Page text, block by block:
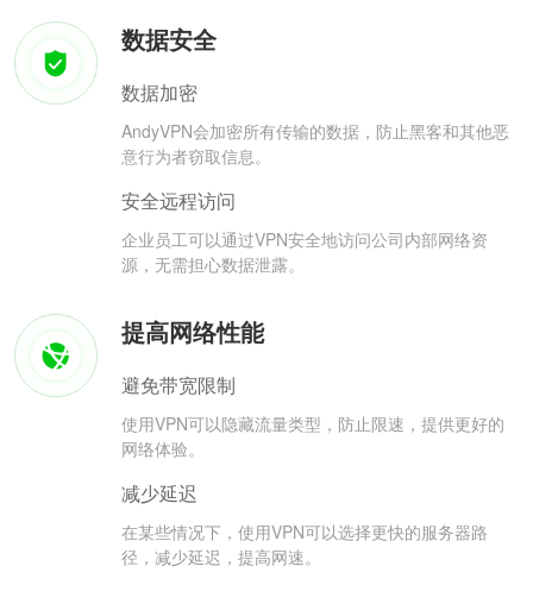
数据安全
数据加密
AndyVPN会加密所有传输的数据，防止黑客和其他恶
意行为者窃取信息。
安全远程访问
企业员工可以通过VPN安全地访问公司内部网络资
源，无需担心数据泄露。
提高网络性能
避免带宽限制
使用VPN可以隐藏流量类型，防止限速，提供更好的
网络体验。
减少延迟
在某些情况下，使用VPN可以选择更快的服务器路
径，减少延迟，提高网速。